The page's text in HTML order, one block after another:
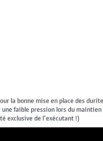
la bonne mise en place des
faible pression lors du
exclusive de l’exécutant !)